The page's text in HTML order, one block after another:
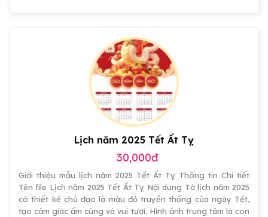
tranh
cổ
động
đẹp
hợp
Dots
miễn
phí
PowerPoint
chuyên
nghiệp
có
hiệu
ứng
đẹp
Lịch năm 2025 Tết Ất Tỵ
30,000đ
Giới thiệu mẫu lịch năm 2025 Tết Ất Tỵ Thông tin Chi tiết
Tên file Lịch năm 2025 Tết Ất Tỵ Nội dung Tờ lịch năm 2025
có thiết kế chủ đạo là màu đỏ truyền thống của ngày Tết,
tạo cảm giác ấm cúng và vui tươi. Hình ảnh trung tâm là con